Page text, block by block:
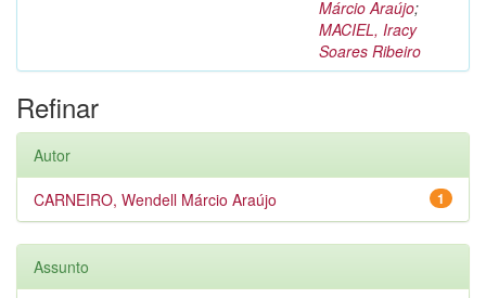
Márcio Araújo;
MACIEL, Iracy
Soares Ribeiro
Refinar
Autor
1
CARNEIRO, Wendell Márcio Araújo
Assunto